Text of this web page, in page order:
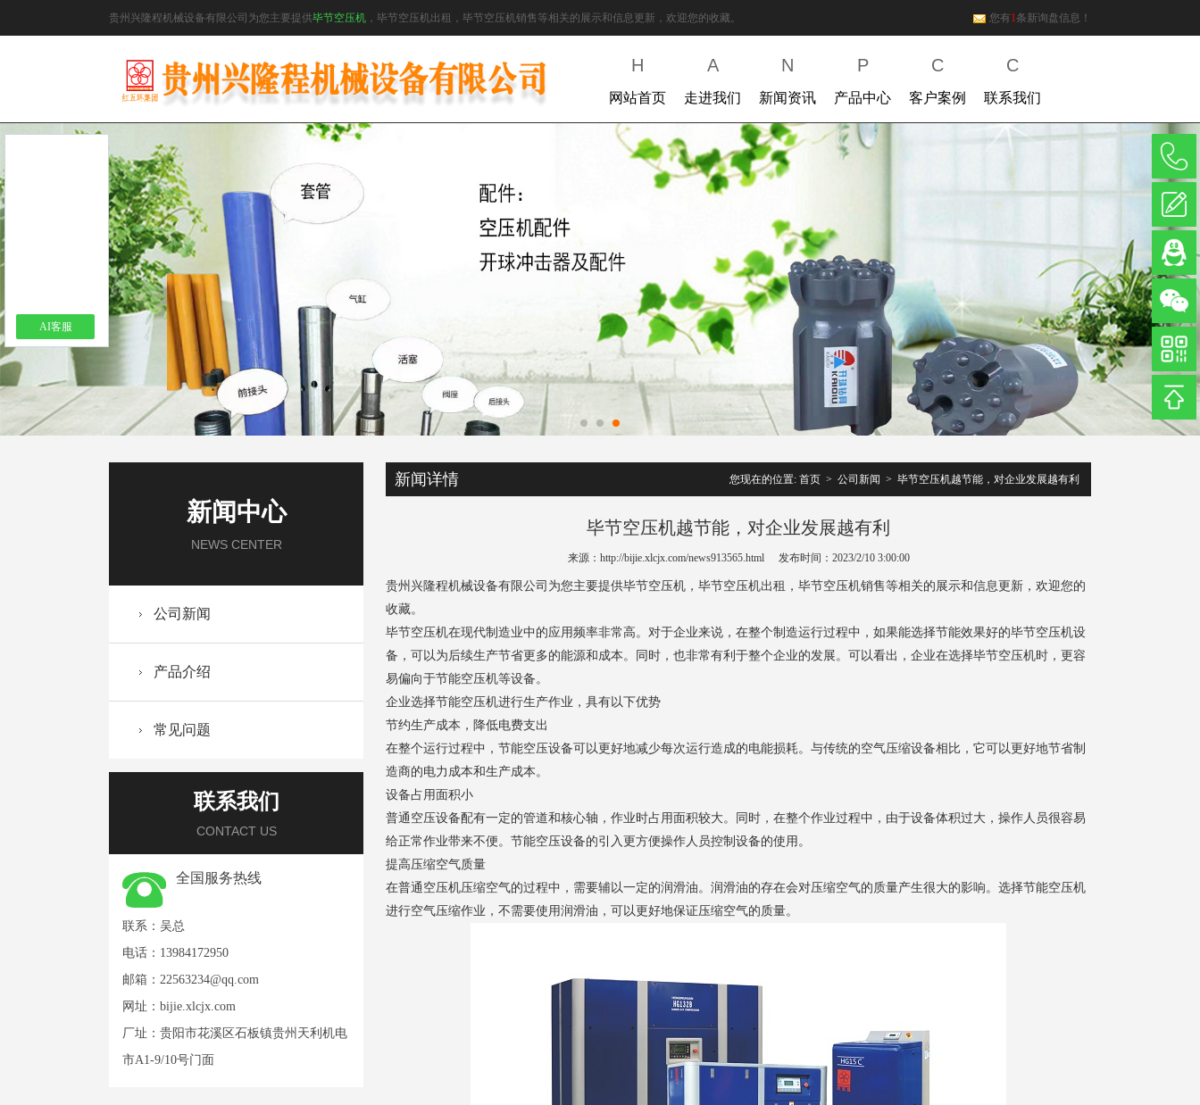
贵州兴隆程机械设备有限公司为您主要提供毕节空压机 ，毕节空压机出租，毕节空压机销售等相关的展示和信息更新，欢迎您的收藏。 您有1条新询盘信息！
H
网站首页
A
走进我们
N
新闻资讯
P
产品中心
C
客户案例
C
联系我们
新闻中心
NEWS CENTER
公司新闻
产品介绍
常见问题
联系我们
CONTACT US
全国服务热线
联系：吴总
电话：13984172950
邮箱： 22563234@qq.com
网址： bijie.xlcjx.com
厂址：贵阳市花溪区石板镇贵州天利机电
市A1-9/10号门面
新闻详情 您现在的位置: 首页 > 公司新闻 > 毕节空压机越节能，对企业发展越有利
毕节空压机越节能，对企业发展越有利
来源：http://bijie.xlcjx.com/news913565.html 发布时间：2023/2/10 3:00:00
贵州兴隆程机械设备有限公司为您主要提供毕节空压机 ，毕节空压机出租，毕节空压机销售等相关的展示和信息更新，欢迎您的
收藏。
毕节空压机在现代制造业中的应用频率非常高。对于企业来说，在整个制造运行过程中，如果能选择节能效果好的毕节空压机设
备，可以为后续生产节省更多的能源和成本。同时，也非常有利于整个企业的发展。可以看出，企业在选择毕节空压机时，更容
易偏向于节能空压机等设备。
企业选择节能空压机进行生产作业，具有以下优势
节约生产成本，降低电费支出
在整个运行过程中，节能空压设备可以更好地减少每次运行造成的电能损耗。与传统的空气压缩设备相比，它可以更好地节省制
造商的电力成本和生产成本。
设备占用面积小
普通空压设备配有一定的管道和核心轴，作业时占用面积较大。同时，在整个作业过程中，由于设备体积过大，操作人员很容易
给正常作业带来不便。节能空压设备的引入更方便操作人员控制设备的使用。
提高压缩空气质量
在普通空压机压缩空气的过程中，需要辅以一定的润滑油。润滑油的存在会对压缩空气的质量产生很大的影响。选择节能空压机
进行空气压缩作业，不需要使用润滑油，可以更好地保证压缩空气的质量。
AI客服